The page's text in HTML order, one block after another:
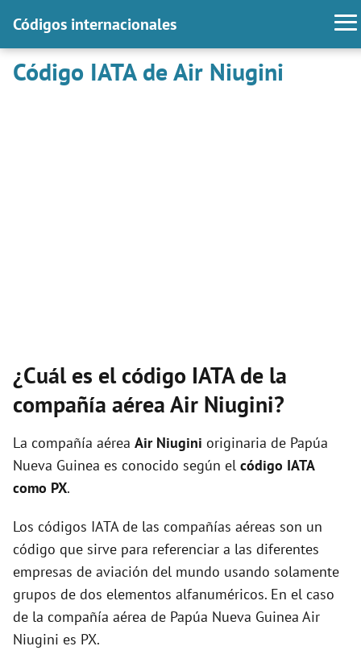
Códigos internacionales
Código IATA de Air Niugini
¿Cuál es el código IATA de la
compañía aérea Air Niugini?
La compañía aérea Air Niugini originaria de Papúa
Nueva Guinea es conocido según el código IATA
como PX.
Los códigos IATA de las compañías aéreas son un
código que sirve para referenciar a las diferentes
empresas de aviación del mundo usando solamente
grupos de dos elementos alfanuméricos. En el caso
de la compañía aérea de Papúa Nueva Guinea Air
Niugini es PX.